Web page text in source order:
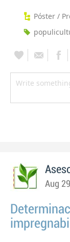
Póster /
Aug